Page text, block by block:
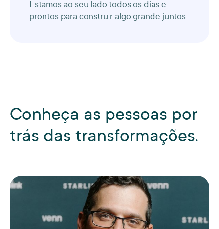
Estamos ao seu lado todos os dias e
prontos para construir algo grande juntos.
Conheça as pessoas por
trás das transformações.